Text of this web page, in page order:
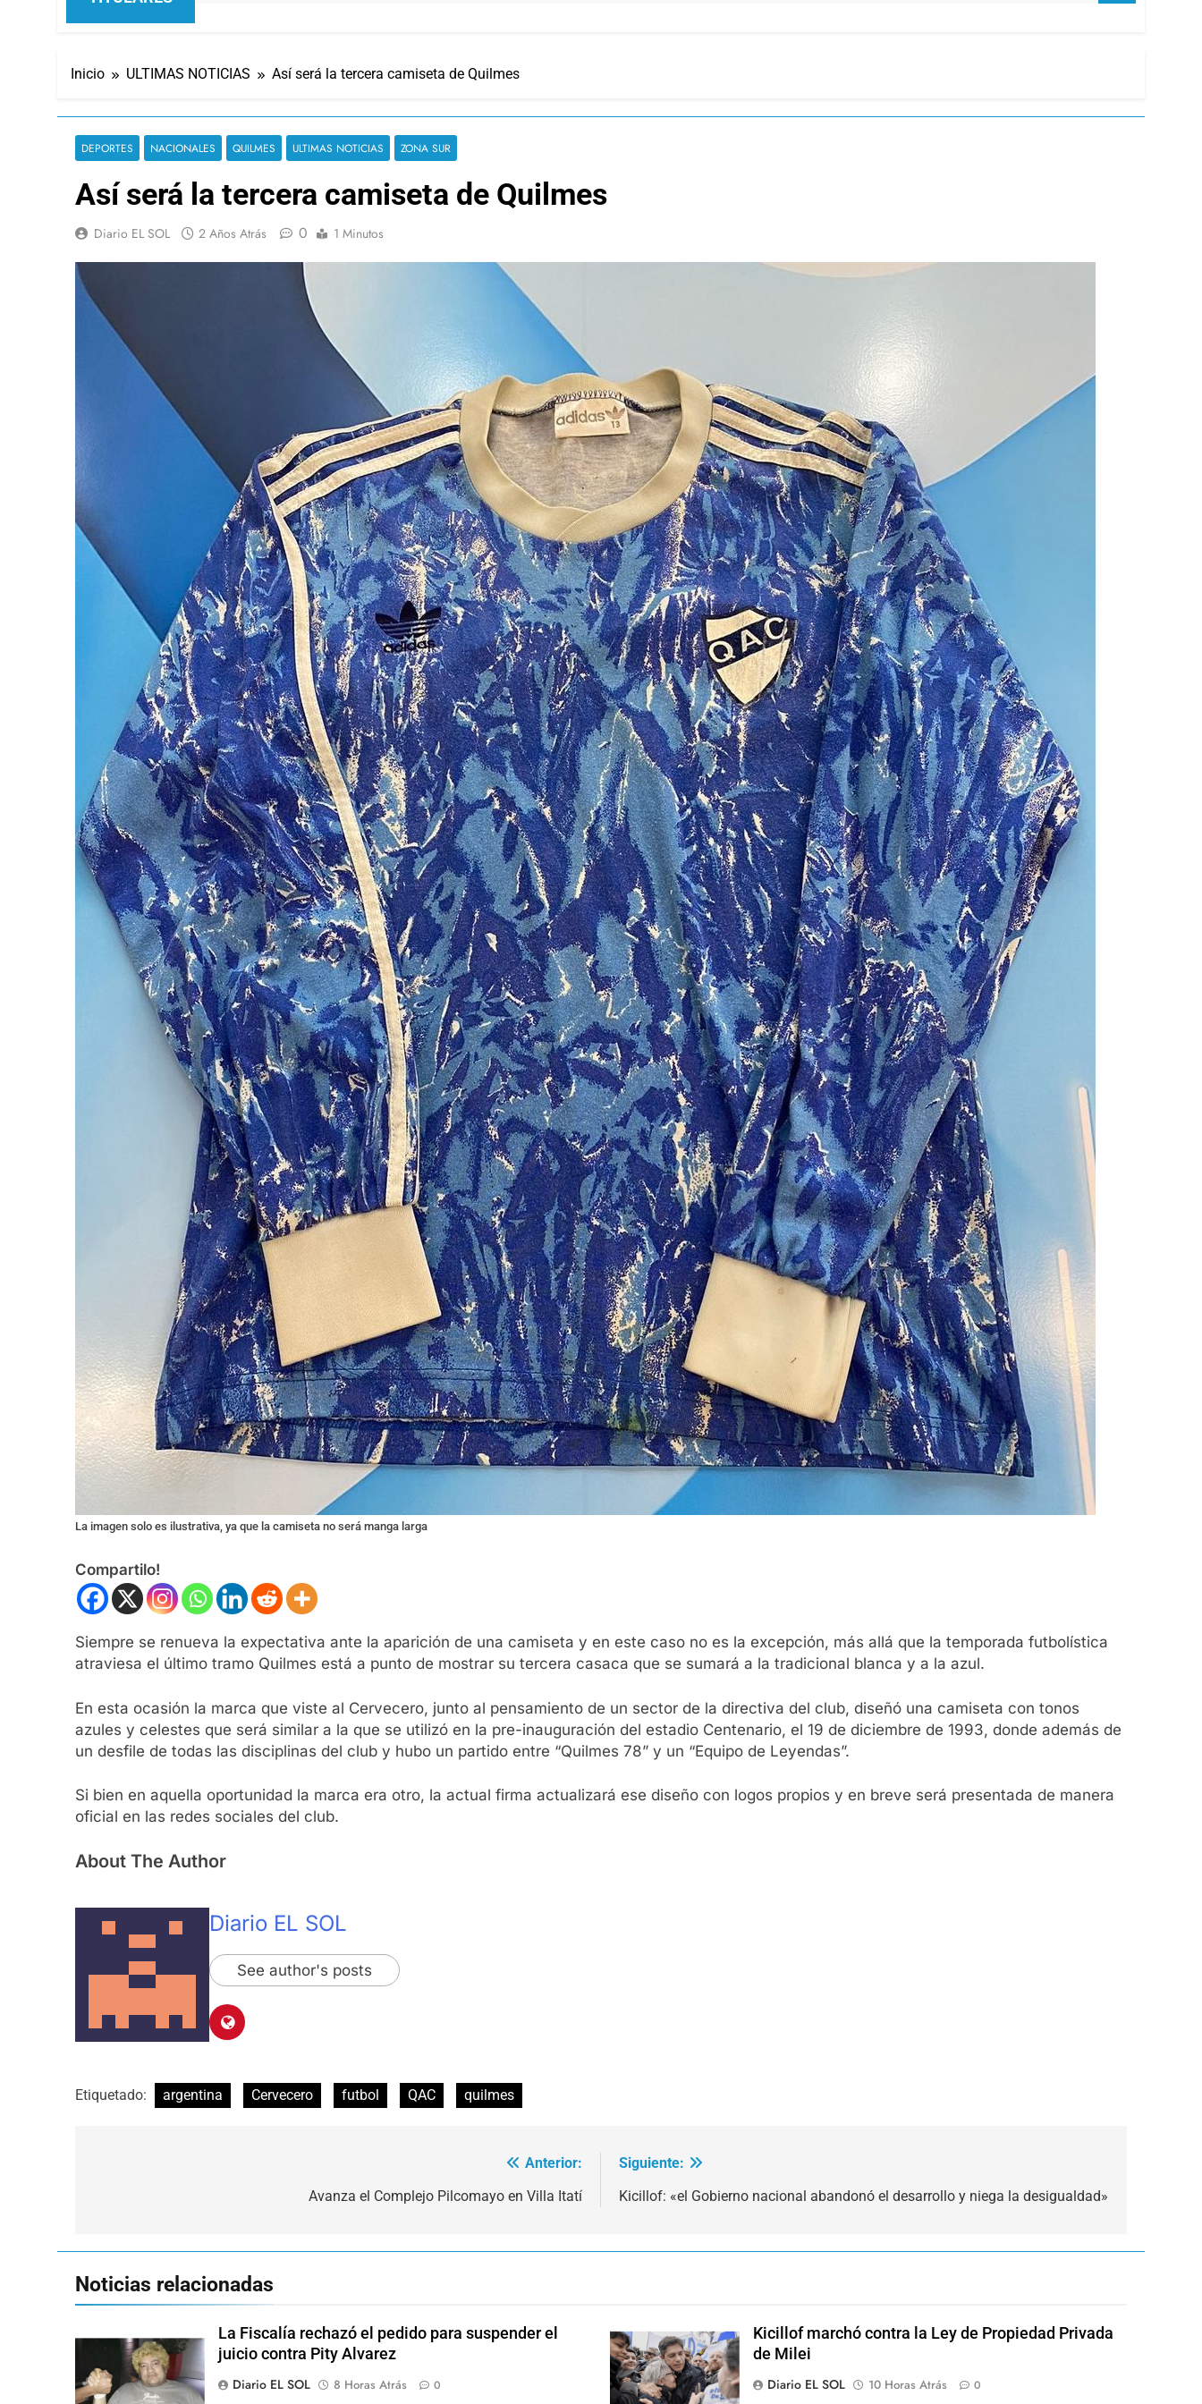
Inicio ULTIMAS NOTICIAS Así será la tercera camiseta de Quilmes
DEPORTES NACIONALES QUILMES ULTIMAS NOTICIAS ZONA SUR
Así será la tercera camiseta de Quilmes
Diario EL SOL 2 Años Atrás 0 1 Minutos
La imagen solo es ilustrativa, ya que la camiseta no será manga larga
Compartilo!
Siempre se renueva la expectativa ante la aparición de una camiseta y en este caso no es la excepción, más allá que la temporada futbolística
atraviesa el último tramo Quilmes está a punto de mostrar su tercera casaca que se sumará a la tradicional blanca y a la azul.
En esta ocasión la marca que viste al Cervecero, junto al pensamiento de un sector de la directiva del club, diseñó una camiseta con tonos
azules y celestes que será similar a la que se utilizó en la pre-inauguración del estadio Centenario, el 19 de diciembre de 1993, donde además de
un desfile de todas las disciplinas del club y hubo un partido entre “Quilmes 78” y un “Equipo de Leyendas”.
Si bien en aquella oportunidad la marca era otro, la actual firma actualizará ese diseño con logos propios y en breve será presentada de manera
oficial en las redes sociales del club.
About The Author
Diario EL SOL
See author's posts
Etiquetado: argentina Cervecero futbol QAC quilmes
Anterior:
Avanza el Complejo Pilcomayo en Villa Itatí
Siguiente:
Kicillof: «el Gobierno nacional abandonó el desarrollo y niega la desigualdad»
Noticias relacionadas
La Fiscalía rechazó el pedido para suspender el
juicio contra Pity Alvarez
Diario EL SOL
8 Horas Atrás 0
Kicillof marchó contra la Ley de Propiedad Privada
de Milei
Diario EL SOL
10 Horas Atrás 0